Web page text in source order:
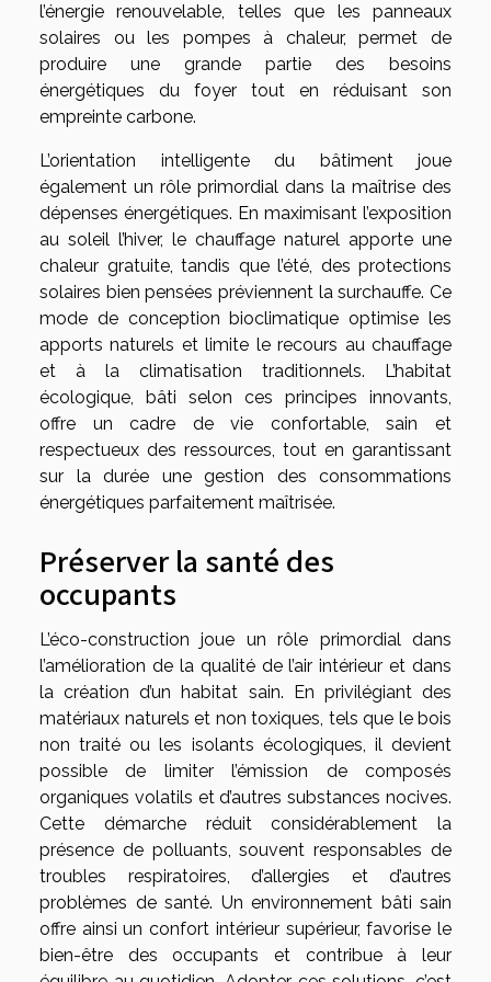
l’énergie renouvelable, telles que les panneaux
solaires ou les pompes à chaleur, permet de
produire une grande partie des besoins
énergétiques du foyer tout en réduisant son
empreinte carbone.
L’orientation intelligente du bâtiment joue
également un rôle primordial dans la maîtrise des
dépenses énergétiques. En maximisant l’exposition
au soleil l’hiver, le chauffage naturel apporte une
chaleur gratuite, tandis que l’été, des protections
solaires bien pensées préviennent la surchauffe. Ce
mode de conception bioclimatique optimise les
apports naturels et limite le recours au chauffage
et à la climatisation traditionnels. L’habitat
écologique, bâti selon ces principes innovants,
offre un cadre de vie confortable, sain et
respectueux des ressources, tout en garantissant
sur la durée une gestion des consommations
énergétiques parfaitement maîtrisée.
Préserver la santé des
occupants
L’éco-construction joue un rôle primordial dans
l’amélioration de la qualité de l’air intérieur et dans
la création d’un habitat sain. En privilégiant des
matériaux naturels et non toxiques, tels que le bois
non traité ou les isolants écologiques, il devient
possible de limiter l’émission de composés
organiques volatils et d’autres substances nocives.
Cette démarche réduit considérablement la
présence de polluants, souvent responsables de
troubles respiratoires, d’allergies et d’autres
problèmes de santé. Un environnement bâti sain
offre ainsi un confort intérieur supérieur, favorise le
bien-être des occupants et contribue à leur